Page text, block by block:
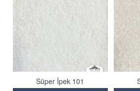
Süper İpek 101